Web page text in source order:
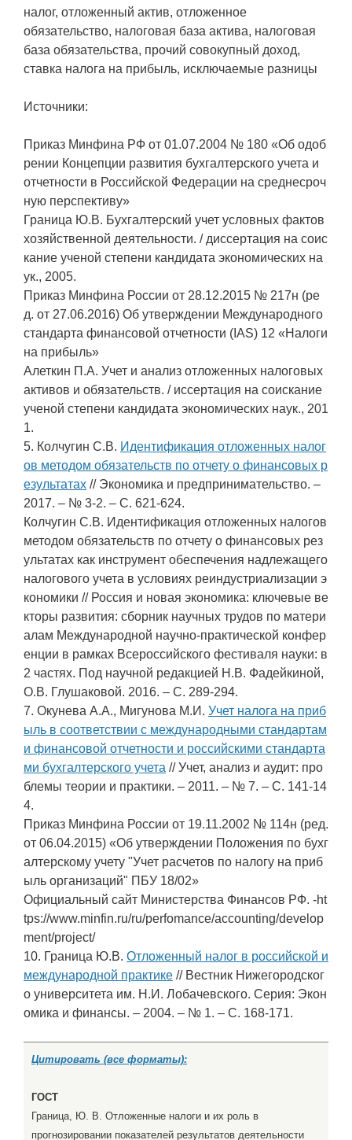
налог, отложенный актив, отложенное
обязательство, налоговая база актива, налоговая
база обязательства, прочий совокупный доход,
ставка налога на прибыль, исключаемые разницы
Источники:
Приказ Минфина РФ от 01.07.2004 № 180 «Об одоб
рении Концепции развития бухгалтерского учета и
отчетности в Российской Федерации на среднесроч
ную перспективу»
Граница Ю.В. Бухгалтерский учет условных фактов
хозяйственной деятельности. / диссертация на соис
кание ученой степени кандидата экономических на
ук., 2005.
Приказ Минфина России от 28.12.2015 № 217н (ре
д. от 27.06.2016) Об утверждении Международного
стандарта финансовой отчетности (IAS) 12 «Налоги
на прибыль»
Алеткин П.А. Учет и анализ отложенных налоговых
активов и обязательств. / иссертация на соискание
ученой степени кандидата экономических наук., 201
1.
5. Колчугин С.В. Идентификация отложенных налог
ов методом обязательств по отчету о финансовых р
езультатах // Экономика и предпринимательство. –
2017. – № 3-2. – С. 621-624.
Колчугин С.В. Идентификация отложенных налогов
методом обязательств по отчету о финансовых рез
ультатах как инструмент обеспечения надлежащего
налогового учета в условиях реиндустриализации э
кономики // Россия и новая экономика: ключевые ве
кторы развития: сборник научных трудов по матери
алам Международной научно-практической конфер
енции в рамках Всероссийского фестиваля науки: в
2 частях. Под научной редакцией Н.В. Фадейкиной,
О.В. Глушаковой. 2016. – С. 289-294.
7. Окунева А.А., Мигунова М.И. Учет налога на приб
ыль в соответствии с международными стандартам
и финансовой отчетности и российскими стандарта
ми бухгалтерского учета // Учет, анализ и аудит: про
блемы теории и практики. – 2011. – № 7. – С. 141-14
4.
Приказ Минфина России от 19.11.2002 № 114н (ред.
от 06.04.2015) «Об утверждении Положения по бухг
алтерскому учету "Учет расчетов по налогу на приб
ыль организаций" ПБУ 18/02»
Официальный сайт Министерства Финансов РФ. -ht
tps://www.minfin.ru/ru/perfomance/accounting/develop
ment/project/
10. Граница Ю.В. Отложенный налог в российской и
международной практике // Вестник Нижегородског
о университета им. Н.И. Лобачевского. Серия: Экон
омика и финансы. – 2004. – № 1. – С. 168-171.
Цитировать (все форматы):
ГОСТ
Граница, Ю. В. Отложенные налоги и их роль в
прогнозировании показателей результатов деятельности